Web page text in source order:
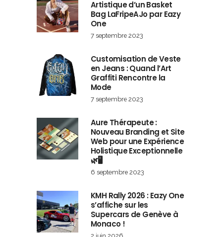
Artistique d’un Basket
Bag LaFripeAJo par Eazy
One
7 septembre 2023
Customisation de Veste
en Jeans : Quand l’Art
Graffiti Rencontre la
Mode
7 septembre 2023
Aure Thérapeute :
Nouveau Branding et Site
Web pour une Expérience
Holistique Exceptionnelle
🌿🖥️
6 septembre 2023
KMH Rally 2026 : Eazy One
s’affiche sur les
Supercars de Genève à
Monaco !